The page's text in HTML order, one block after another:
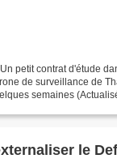
petit contrat d'étude
de surveillance de
semaines
le